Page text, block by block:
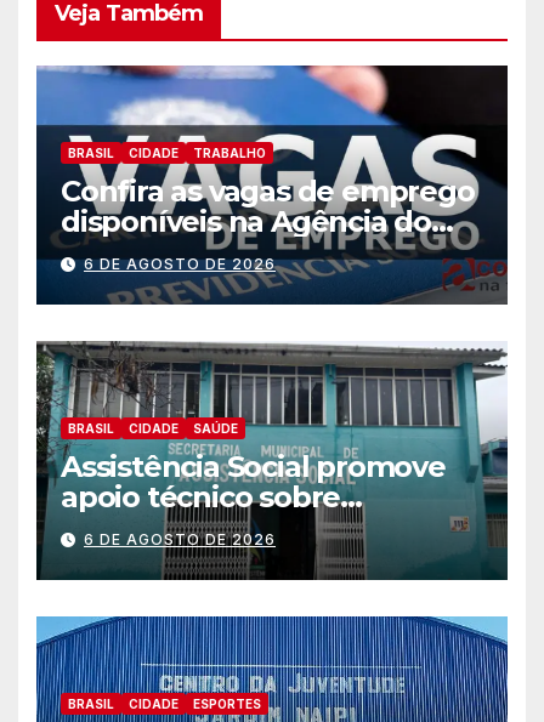
Veja Também
BRASIL CIDADE TRABALHO
Confira as vagas de emprego
disponíveis na Agência do
Trabalhador
6 DE AGOSTO DE 2026
BRASIL CIDADE SAÚDE
Assistência Social promove
apoio técnico sobre
preparação e resposta a
situações de emergência e
calamidade pública
6 DE AGOSTO DE 2026
BRASIL CIDADE ESPORTES